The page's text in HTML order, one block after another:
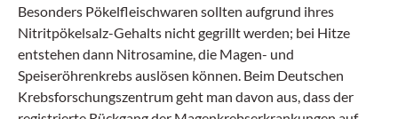
Besonders Pökelfleischwaren sollten aufgrund ihres
Nitritpökelsalz-Gehalts nicht gegrillt werden; bei Hitze
entstehen dann Nitrosamine, die Magen- und
Speiseröhrenkrebs auslösen können. Beim Deutschen
Krebsforschungszentrum geht man davon aus, dass der